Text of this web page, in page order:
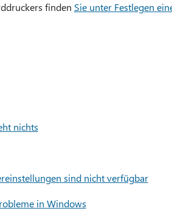
finden Sie unter Festlegen
nichts
sind nicht verfügbar
in Windows